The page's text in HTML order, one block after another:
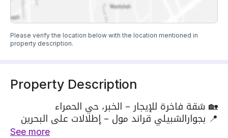
Please verify the location below with the location mentioned in
property description.
Property Description
🏡 شقة فاخرة للإيجار – الخبر، حي الحمراء
📍 بجوارالشبيلي قراند مول – إطلالات على البحرين
See more